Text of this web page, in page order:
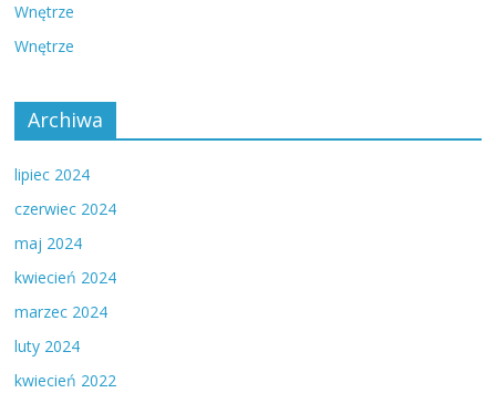
Wnętrze
Wnętrze
Archiwa
lipiec 2024
czerwiec 2024
maj 2024
kwiecień 2024
marzec 2024
luty 2024
kwiecień 2022